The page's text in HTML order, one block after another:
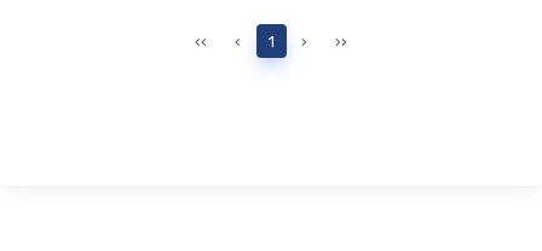
‹‹ ‹ 1 › ››